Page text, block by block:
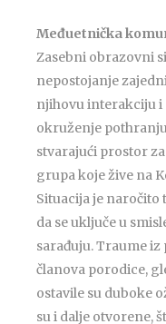
Međuetnička
Zasebni obrazovni
nepostojanje
njihovu interakciju i
okruženje
stvarajući prostor
grupa koje žive na
Situacija je naročito
da se uključe u
sarađuju. Traume
članova porodice,
ostavile su duboke
su i dalje otvorene,